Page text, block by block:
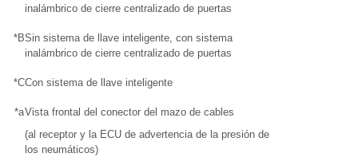
inalámbrico de cierre centralizado de puertas
*BSin sistema de llave inteligente, con sistema
inalámbrico de cierre centralizado de puertas
*CCon sistema de llave inteligente
*aVista frontal del conector del mazo de cables
(al receptor y la ECU de advertencia de la presión de
los neumáticos)